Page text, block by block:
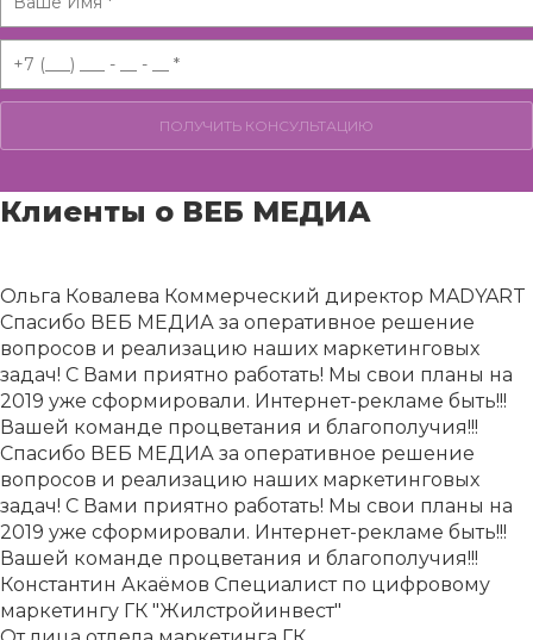
Клиенты о ВЕБ МЕДИА
Ольга Ковалева Коммерческий директор MADYART
Спасибо ВЕБ МЕДИА за оперативное решение
вопросов и реализацию наших маркетинговых
задач! С Вами приятно работать! Мы свои планы на
2019 уже сформировали. Интернет-рекламе быть!!!
Вашей команде процветания и благополучия!!!
Спасибо ВЕБ МЕДИА за оперативное решение
вопросов и реализацию наших маркетинговых
задач! С Вами приятно работать! Мы свои планы на
2019 уже сформировали. Интернет-рекламе быть!!!
Вашей команде процветания и благополучия!!!
Константин Акаёмов Специалист по цифровому
маркетингу ГК "Жилстройинвест"